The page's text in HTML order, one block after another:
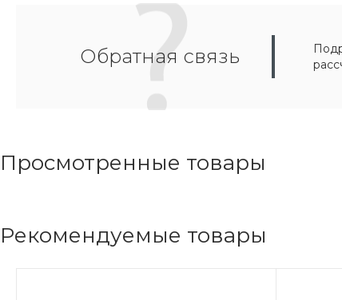
Обратная связь
Просмотренные товары
Рекомендуемые товары